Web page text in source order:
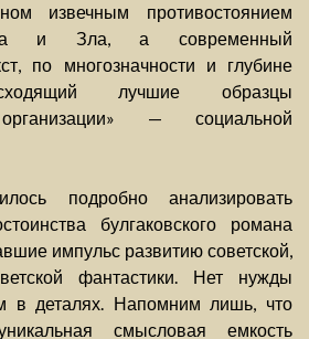
извечным противостоянием
и Зла, а современный
по многозначности и глубине
лучшие образцы
— социальной
подробно анализировать
булгаковского романа
импульс развитию советской,
фантастики. Нет нужды
в деталях. Напомним лишь, что
смысловая емкость